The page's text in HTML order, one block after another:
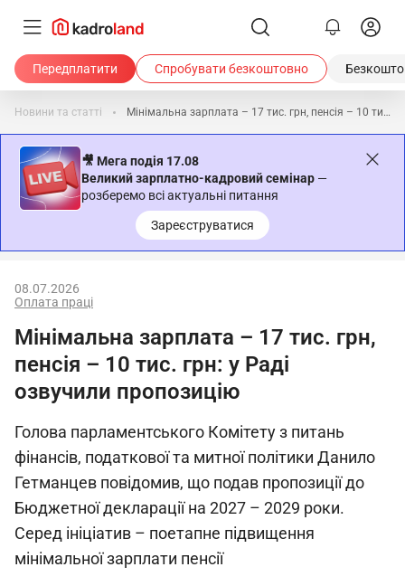
Передплатити Спробувати безкоштовно
Новини та статті Мінімальна зарплата – 17 тис. грн, пенсія – 10 тис. грн: у Раді озвучили пропозицію
🎥 Мега подія 17.08
Великий зарплатно-кадровий семінар —
розберемо всі актуальні питання
Зареєструватися
Оплата праці
08.07.2026
Мінімальна зарплата – 17 тис. грн,
пенсія – 10 тис. грн: у Раді
озвучили пропозицію
Голова парламентського Комітету з питань
фінансів, податкової та митної політики Данило
Гетманцев повідомив, що подав пропозиції до
Бюджетної декларації на 2027 – 2029 роки.
Серед ініціатив – поетапне підвищення
мінімальної зарплати пенсії